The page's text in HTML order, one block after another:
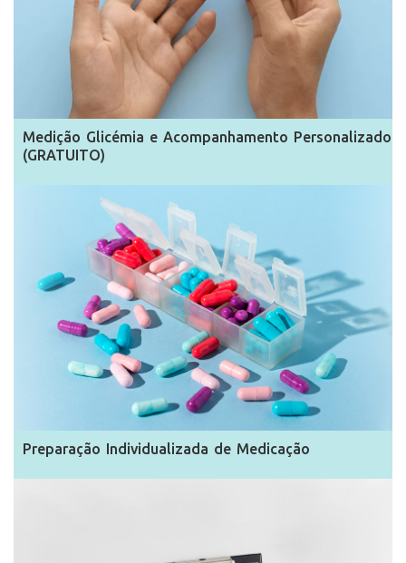
Medição Glicémia e Acompanhamento Personalizado
(GRATUITO)
Preparação Individualizada de Medicação